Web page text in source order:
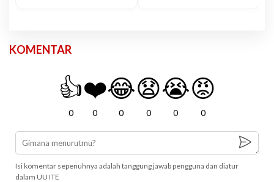
KOMENTAR
👍
0
❤️
0
😂
0
😧
0
😭
0
😡
0
Isi komentar sepenuhnya adalah tanggung jawab pengguna dan diatur
dalam UU ITE